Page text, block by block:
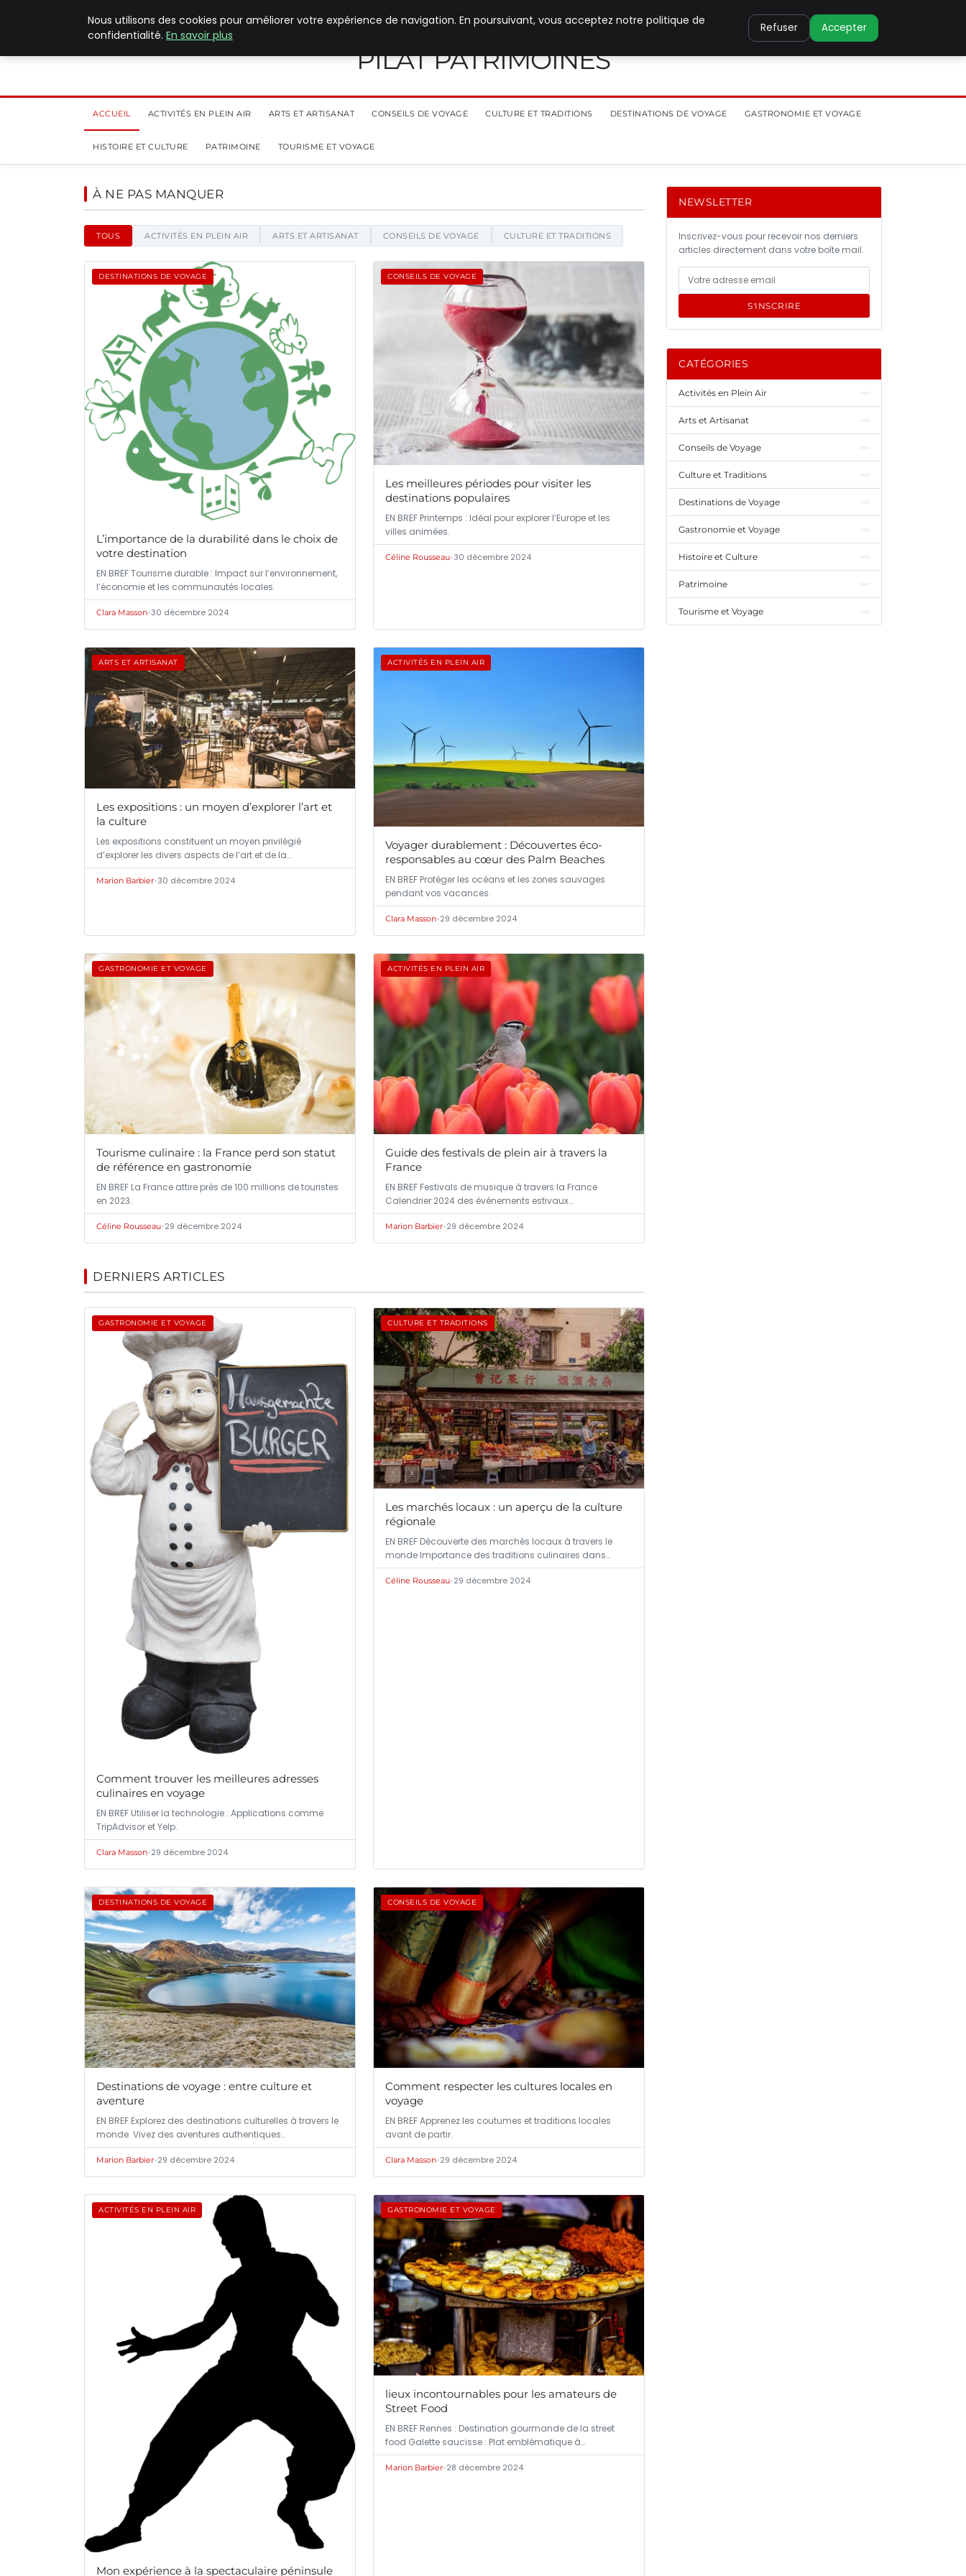
PILAT PATRIMOINES
ACCUEIL ACTIVITÉS EN PLEIN AIR ARTS ET ARTISANAT CONSEILS DE VOYAGE CULTURE ET TRADITIONS DESTINATIONS DE VOYAGE GASTRONOMIE ET VOYAGE
HISTOIRE ET CULTURE PATRIMOINE TOURISME ET VOYAGE
Pilat Patrimoines - Blog d'actualités et d'informations
À NE PAS MANQUER
TOUS ACTIVITÉS EN PLEIN AIR ARTS ET ARTISANAT CONSEILS DE VOYAGE CULTURE ET TRADITIONS
DESTINATIONS DE VOYAGE
L’importance de la durabilité dans le choix de
votre destination
EN BREF Tourisme durable : Impact sur l’environnement,
l’économie et les communautés locales.
Clara Masson•30 décembre 2024
CONSEILS DE VOYAGE
Les meilleures périodes pour visiter les
destinations populaires
EN BREF Printemps : Idéal pour explorer l’Europe et les
villes animées.
Céline Rousseau•30 décembre 2024
ARTS ET ARTISANAT
Les expositions : un moyen d’explorer l’art et
la culture
Les expositions constituent un moyen privilégié
d’explorer les divers aspects de l’art et de la…
Marion Barbier•30 décembre 2024
ACTIVITÉS EN PLEIN AIR
Voyager durablement : Découvertes éco-
responsables au cœur des Palm Beaches
EN BREF Protéger les océans et les zones sauvages
pendant vos vacances.
Clara Masson•29 décembre 2024
GASTRONOMIE ET VOYAGE
Tourisme culinaire : la France perd son statut
de référence en gastronomie
EN BREF La France attire près de 100 millions de touristes
en 2023.
Céline Rousseau•29 décembre 2024
ACTIVITÉS EN PLEIN AIR
Guide des festivals de plein air à travers la
France
EN BREF Festivals de musique à travers la France
Calendrier 2024 des événements estivaux…
Marion Barbier•29 décembre 2024
DERNIERS ARTICLES
GASTRONOMIE ET VOYAGE
Comment trouver les meilleures adresses
culinaires en voyage
EN BREF Utiliser la technologie : Applications comme
TripAdvisor et Yelp.
Clara Masson•29 décembre 2024
CULTURE ET TRADITIONS
Les marchés locaux : un aperçu de la culture
régionale
EN BREF Découverte des marchés locaux à travers le
monde Importance des traditions culinaires dans…
Céline Rousseau•29 décembre 2024
DESTINATIONS DE VOYAGE
Destinations de voyage : entre culture et
aventure
EN BREF Explorez des destinations culturelles à travers le
monde. Vivez des aventures authentiques…
Marion Barbier•29 décembre 2024
CONSEILS DE VOYAGE
Comment respecter les cultures locales en
voyage
EN BREF Apprenez les coutumes et traditions locales
avant de partir.
Clara Masson•29 décembre 2024
ACTIVITÉS EN PLEIN AIR
Mon expérience à la spectaculaire péninsule
GASTRONOMIE ET VOYAGE
lieux incontournables pour les amateurs de
Street Food
EN BREF Rennes : Destination gourmande de la street
food Galette saucisse : Plat emblématique à…
Marion Barbier•28 décembre 2024
NEWSLETTER
Inscrivez-vous pour recevoir nos derniers
articles directement dans votre boîte mail.
S'INSCRIRE
CATÉGORIES
Activités en Plein Air
Arts et Artisanat
Conseils de Voyage
Culture et Traditions
Destinations de Voyage
Gastronomie et Voyage
Histoire et Culture
Patrimoine
Tourisme et Voyage
Nous utilisons des cookies pour améliorer votre expérience de navigation. En poursuivant, vous acceptez notre politique de
confidentialité. En savoir plus
Refuser Accepter